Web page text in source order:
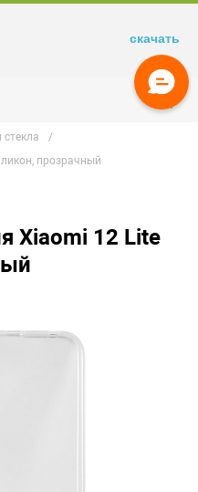
прозрачный
Xiaomi 12 Lite
скачать